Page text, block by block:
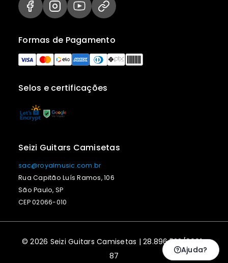
Selos e certificações
Formas de Pagamento
Seizi Guitars Camisetas
sac@royalmusic.com.br
Rua Capitão Luís Ramos, 106
São Paulo, SP
CEP 02066-010
© 2026 Seizi Guitars Camisetas | 28.896.523/0001-
87
Ajuda?